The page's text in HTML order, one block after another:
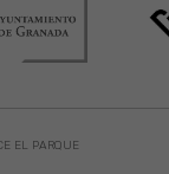
EL PARQUE